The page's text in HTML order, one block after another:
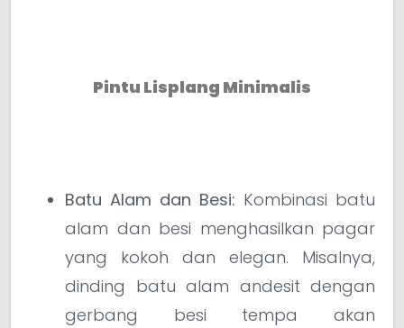
Pintu Lisplang Minimalis
Batu Alam dan Besi: Kombinasi batu
alam dan besi menghasilkan pagar
yang kokoh dan elegan. Misalnya,
dinding batu alam andesit dengan
gerbang besi tempa akan